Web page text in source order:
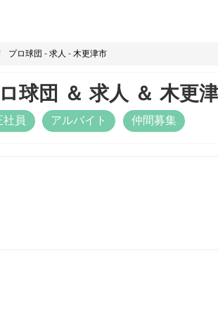
プロ球団 - 求人 - 木更津市
球団 ＆求人 ＆ 木更
社員 アルバイト 仲間募集